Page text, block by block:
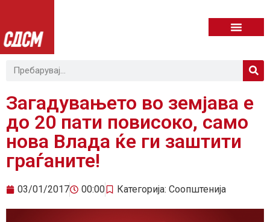
Загадувањето во земјава е
до 20 пати повисоко, само
нова Влада ќе ги заштити
граѓаните!
03/01/2017 00:00 Категорија: Соопштенија